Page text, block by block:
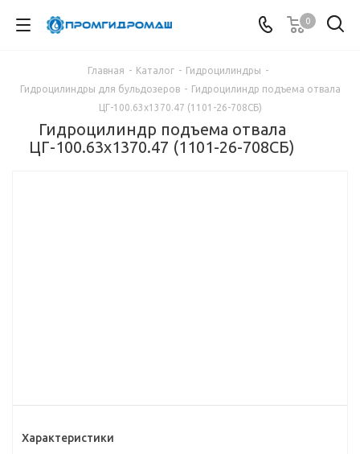
0
Главная - Каталог - Гидроцилиндры -
Гидроцилиндры для бульдозеров - Гидроцилиндр подъема отвала
ЦГ-100.63х1370.47 (1101-26-708СБ)
Гидроцилиндр подъема отвала
ЦГ-100.63х1370.47 (1101-26-708СБ)
Характеристики